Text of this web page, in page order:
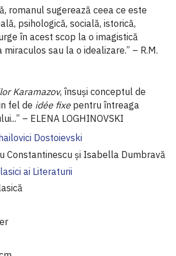
romanul sugerează ceea ce este
psihologică, socială, istorică,
în acest scop la o imagistică
sau la o idealizare.” – R.M.
Karamazov, însuşi conceptul de
fel de idée fixe pentru întreaga
– ELENA LOGHINOVSKI
Dostoievski
Constantinescu şi Isabella Dumbravă
ai Literaturii